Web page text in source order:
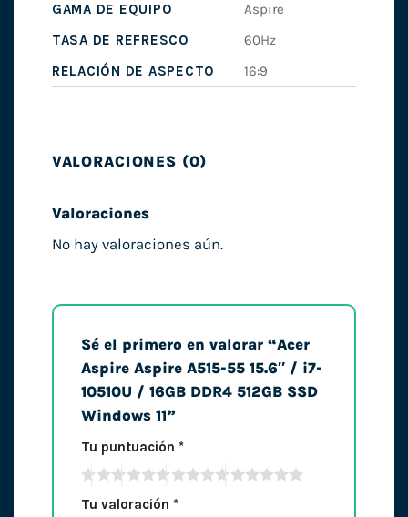
GAMA DE EQUIPO
Aspire
TASA DE REFRESCO
60Hz
RELACIÓN DE ASPECTO
16:9
VALORACIONES (0)
Valoraciones
No hay valoraciones aún.
Sé el primero en valorar “Acer
Aspire Aspire A515-55 15.6″ / i7-
10510U / 16GB DDR4 512GB SSD
Windows 11”
Tu puntuación *
Tu valoración *